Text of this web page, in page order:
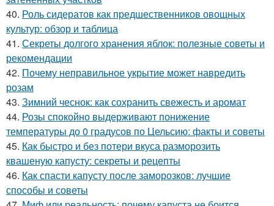
40. Роль сидератов как предшественников овощных
культур: обзор и таблица
41. Секреты долгого хранения яблок: полезные советы и
рекомендации
42. Почему неправильное укрытие может навредить
розам
43. Зимний чеснок: как сохранить свежесть и аромат
44. Розы спокойно выдерживают понижение
температуры до 0 градусов по Цельсию: факты и советы
45. Как быстро и без потери вкуса разморозить
квашеную капусту: секреты и рецепты
46. Как спасти капусту после заморозков: лучшие
способы и советы